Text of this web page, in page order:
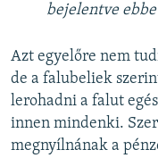
bejelentve
Azt egyelőre nem
de a falubeliek
lerohadni a falut
innen mindenki.
megnyílnának a